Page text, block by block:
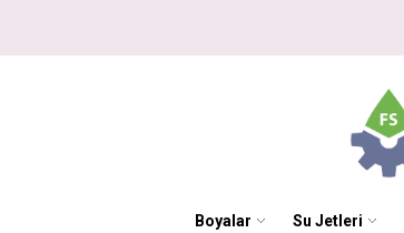
Boyalar Su Jetleri